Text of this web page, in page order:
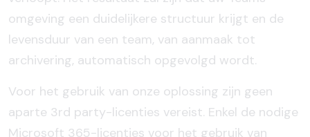
omgeving een duidelijkere structuur krijgt en de
levensduur van een team, van aanmaak tot
archivering, automatisch opgevolgd wordt.
Voor het gebruik van onze oplossing zijn geen
aparte 3rd party-licenties vereist. Enkel de nodige
Microsoft 365-licenties voor het gebruik van